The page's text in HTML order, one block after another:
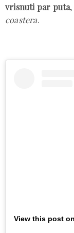
vrisnuti par puta
coastera.
View this post